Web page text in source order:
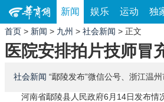
新闻 娱乐 运动 独
首页 > 新闻 > 九州 > 社会新闻 > 正文
医院安排拍片技师冒
社会新闻 “鄢陵发布”微信公号、浙江温
河南省鄢陵县人民政府6月14日发布情